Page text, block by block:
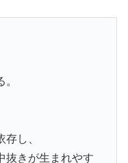
し、
抜きが生まれやす